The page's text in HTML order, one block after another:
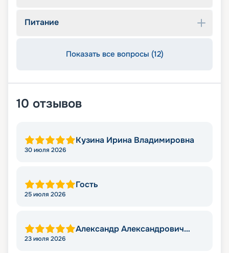
Питание
Показать все вопросы (12)
10 отзывов
Кузина Ирина Владимировна
30 июля 2026
Гость
25 июля 2026
Александр Александрович
23 июля 2026